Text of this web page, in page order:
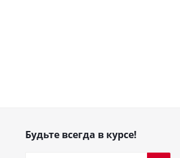
Будьте всегда в курсе!